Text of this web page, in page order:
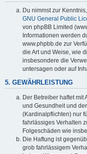
Du nimmst zur
GNU General Public
von phpBB Limited
Informationen werden
www.phpbb.de zur
die Art und Weise, wie
insbesondere die
untersagen oder auf
5. GEWÄHRLEISTUNG
Der Betreiber haftet mit
und Gesundheit und
(Kardinalpflichten) nur
fahrlässiges Verhalten
Folgeschäden wie
Die Haftung ist
grob fahrlässigem